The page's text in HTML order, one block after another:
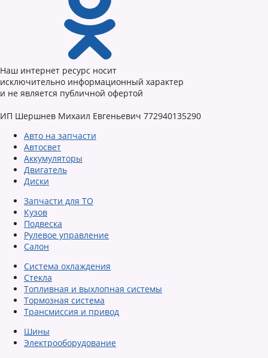
Наш интернет ресурс носит
исключительно информационный характер
и не является публичной офертой
ИП Шершнев Михаил Евгеньевич 772940135290
Авто на запчасти
Автосвет
Аккумуляторы
Двигатель
Диски
Запчасти для ТО
Кузов
Подвеска
Рулевое управление
Салон
Система охлаждения
Стекла
Топливная и выхлопная системы
Тормозная система
Трансмиссия и привод
Шины
Электрооборудование